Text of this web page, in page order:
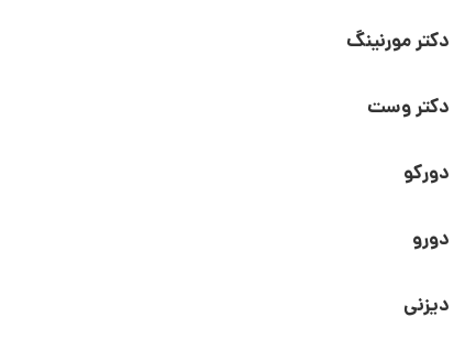
دکتر مورنینگ
دکتر وست
دورکو
دورو
دیزنی